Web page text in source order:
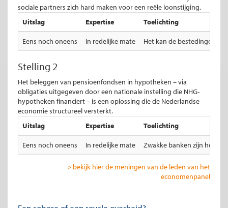
sociale partners zich hard maken voor een reële loonstijging.
Uitslag
Expertise Toelichting
Eens noch oneens In redelijke mate Het kan de bestedingen
Stelling 2
Het beleggen van pensioenfondsen in hypotheken – via
obligaties uitgegeven door een nationale instelling die NHG-
hypotheken financiert – is een oplossing die de Nederlandse
economie structureel versterkt.
Uitslag
Expertise Toelichting
Eens noch oneens In redelijke mate Zwakke banken zijn het
> bekijk hier de meningen van de leden van het
economenpanel